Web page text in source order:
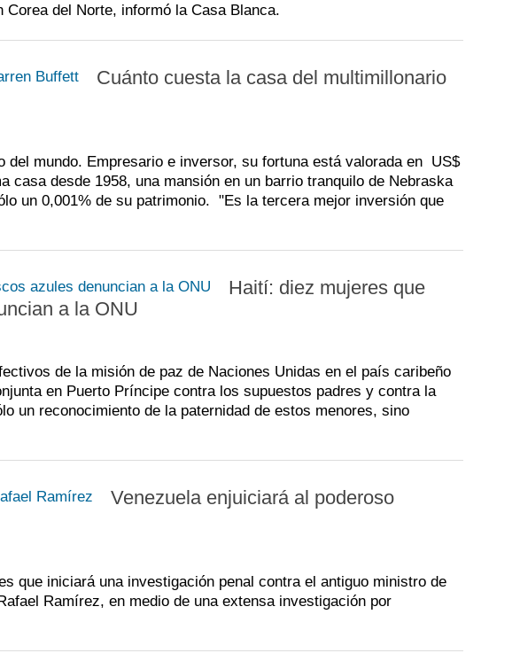
del Norte, informó la Casa Blanca.
Cuánto cuesta la casa del multimillonario
del mundo. Empresario e inversor, su fortuna está valorada en US$
casa desde 1958, una mansión en un barrio tranquilo de Nebraska
un 0,001% de su patrimonio. "Es la tercera mejor inversión que
Haití: diez mujeres que
a la ONU
de la misión de paz de Naciones Unidas en el país caribeño
en Puerto Príncipe contra los supuestos padres y contra la
un reconocimiento de la paternidad de estos menores, sino
Venezuela enjuiciará al poderoso
que iniciará una investigación penal contra el antiguo ministro de
Ramírez, en medio de una extensa investigación por